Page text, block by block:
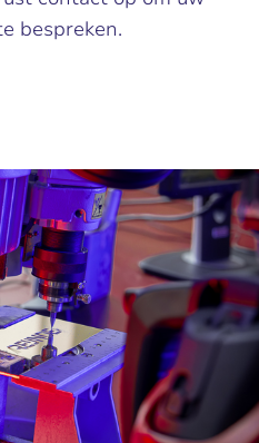
bespreken.